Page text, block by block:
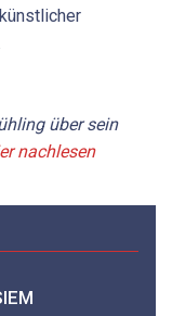
über sein
nachlesen